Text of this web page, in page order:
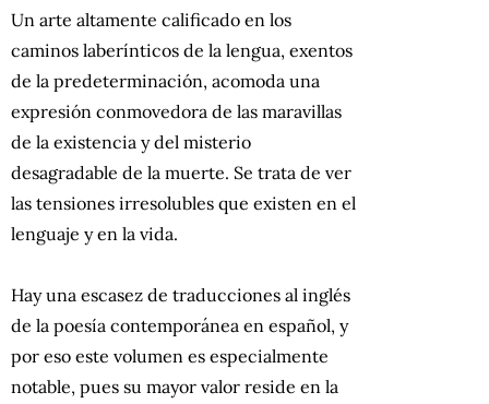
Un arte altamente calificado en los
caminos laberínticos de la lengua, exentos
de la predeterminación, acomoda una
expresión conmovedora de las maravillas
de la existencia y del misterio
desagradable de la muerte. Se trata de ver
las tensiones irresolubles que existen en el
lenguaje y en la vida.
Hay una escasez de traducciones al inglés
de la poesía contemporánea en español, y
por eso este volumen es especialmente
notable, pues su mayor valor reside en la